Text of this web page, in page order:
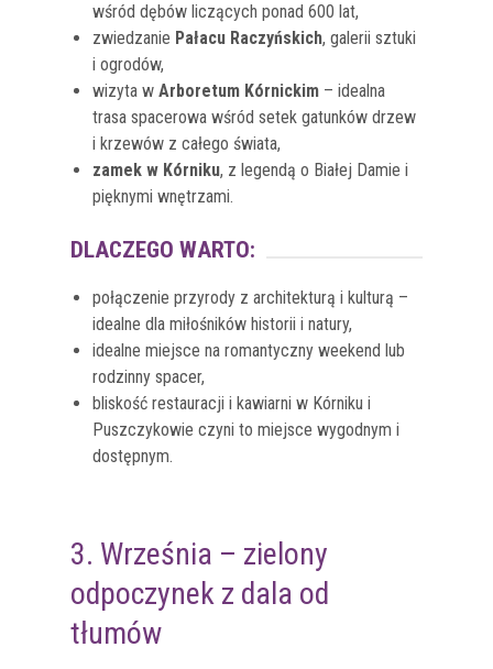
wśród dębów liczących ponad 600 lat,
zwiedzanie Pałacu Raczyńskich, galerii sztuki
i ogrodów,
wizyta w Arboretum Kórnickim – idealna
trasa spacerowa wśród setek gatunków drzew
i krzewów z całego świata,
zamek w Kórniku, z legendą o Białej Damie i
pięknymi wnętrzami.
DLACZEGO WARTO:
połączenie przyrody z architekturą i kulturą –
idealne dla miłośników historii i natury,
idealne miejsce na romantyczny weekend lub
rodzinny spacer,
bliskość restauracji i kawiarni w Kórniku i
Puszczykowie czyni to miejsce wygodnym i
dostępnym.
3. Września – zielony
odpoczynek z dala od
tłumów